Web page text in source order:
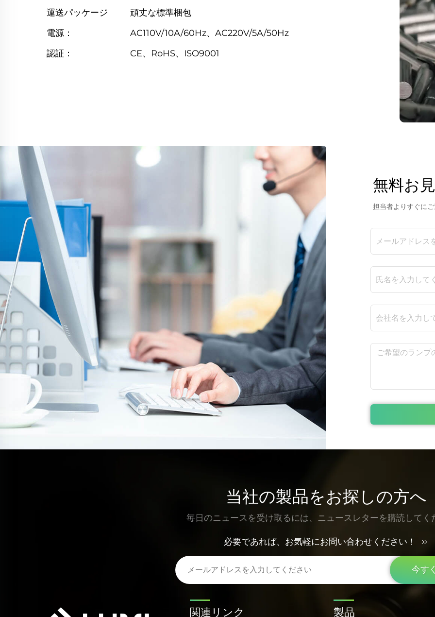
運送パッケージ
頑丈な標準梱包
電源：
AC110V/10A/60Hz、AC220V/5A/50Hz
認証：
CE、RoHS、ISO9001
無料お
担当者よりすぐに
当社の製品をお探しの方へ
毎日のニュースを受け取るには、ニュースレターを購読してく
必要であれば、お気軽にお問い合わせください！
今す
関連リンク 製品